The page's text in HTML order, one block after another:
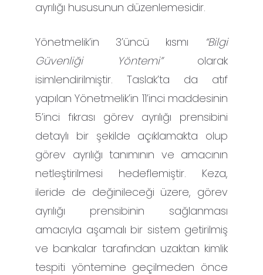
ayrılığı hususunun düzenlemesidir.
Yönetmelik’in 3’üncü kısmı
“Bilgi
Güvenliği Yöntemi”olarak
isimlendirilmiştir. Taslak’ta da atıf
yapılan Yönetmelik’in 11’inci maddesinin
5’inci fıkrası görev ayrılığı prensibini
detaylı bir şekilde açıklamakta olup
görev ayrılığı tanımının ve amacının
netleştirilmesi hedeflemiştir. Keza,
ileride de değinileceği üzere, görev
ayrılığı prensibinin sağlanması
amacıyla aşamalı bir sistem getirilmiş
ve bankalar tarafından uzaktan kimlik
tespiti yöntemine geçilmeden önce